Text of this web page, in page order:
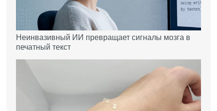
Неинвазивный ИИ превращает сигналы мозга в
печатный текст